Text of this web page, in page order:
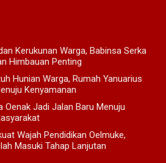
Kerukunan Warga, Babinsa Serka
Himbauan Penting
Hunian Warga, Rumah Yanuarius
Kenyamanan
Jadi Jalan Baru Menuju
Wajah Pendidikan Oelmuke,
Masuki Tahap Lanjutan